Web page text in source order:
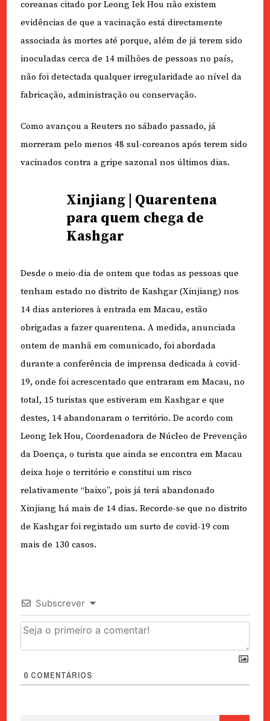
coreanas citado por Leong Iek Hou não existem
evidências de que a vacinação está directamente
associada às mortes até porque, além de já terem sido
inoculadas cerca de 14 milhões de pessoas no país,
não foi detectada qualquer irregularidade ao nível da
fabricação, administração ou conservação.
Como avançou a Reuters no sábado passado, já
morreram pelo menos 48 sul-coreanos após terem sido
vacinados contra a gripe sazonal nos últimos dias.
Xinjiang | Quarentena
para quem chega de
Kashgar
Desde o meio-dia de ontem que todas as pessoas que
tenham estado no distrito de Kashgar (Xinjiang) nos
14 dias anteriores à entrada em Macau, estão
obrigadas a fazer quarentena. A medida, anunciada
ontem de manhã em comunicado, foi abordada
durante a conferência de imprensa dedicada à covid-
19, onde foi acrescentado que entraram em Macau, no
total, 15 turistas que estiveram em Kashgar e que
destes, 14 abandonaram o território. De acordo com
Leong Iek Hou, Coordenadora de Núcleo de Prevenção
da Doença, o turista que ainda se encontra em Macau
deixa hoje o território e constitui um risco
relativamente “baixo”, pois já terá abandonado
Xinjiang há mais de 14 dias. Recorde-se que no distrito
de Kashgar foi registado um surto de covid-19 com
mais de 130 casos.
Subscrever
0 COMENTÁRIOS